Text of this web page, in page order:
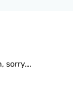
sorry….